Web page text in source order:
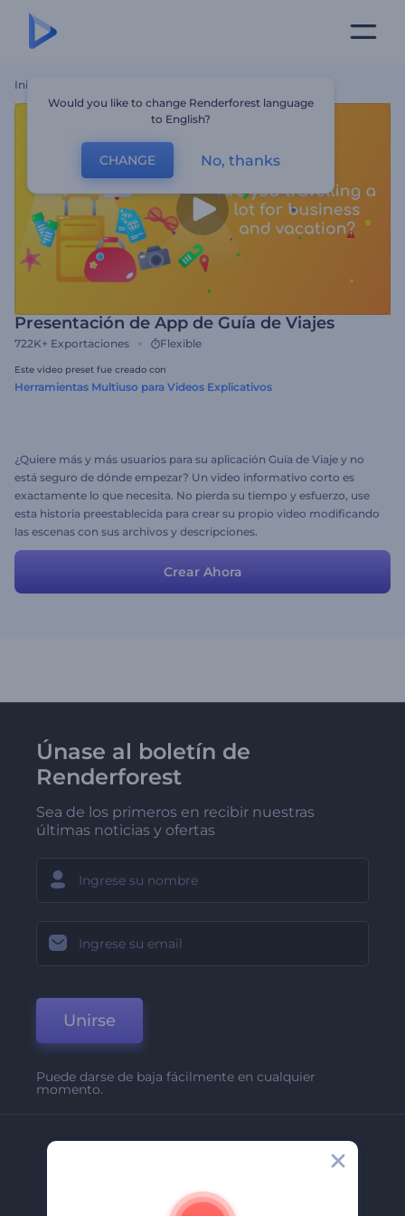
Inicio
Presentación de App de Guía de Viajes
722K+ Exportaciones Flexible
Este video preset fue creado con
Herramientas Multiuso para Videos Explicativos
¿Quiere más y más usuarios para su aplicación Guía de Viaje y no
está seguro de dónde empezar? Un video informativo corto es
exactamente lo que necesita. No pierda su tiempo y esfuerzo, use
esta historia preestablecida para crear su propio video modificando
las escenas con sus archivos y descripciones.
Crear Ahora
Únase al boletín de
Renderforest
Sea de los primeros en recibir nuestras
últimas noticias y ofertas
Unirse
Puede darse de baja fácilmente en cualquier
momento.
Would you like to change Renderforest language
to English?
CHANGE No, thanks